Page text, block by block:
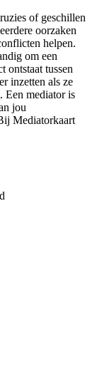
of geschillen
oorzaken
helpen.
om een
ontstaat tussen
inzetten als ze
Een mediator is
jou
Mediatorkaart